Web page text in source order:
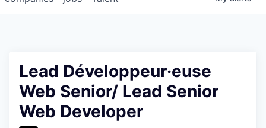
Lead Développeur·euse
Web Senior/ Lead Senior
Web Developer